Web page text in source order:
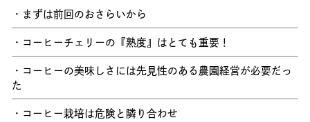
・まずは前回のおさらいから
・コーヒーチェリーの『熟度』はとても重要！
・コーヒーの美味しさには先見性のある農園経営が必要だっ
た
・コーヒー栽培は危険と隣り合わせ